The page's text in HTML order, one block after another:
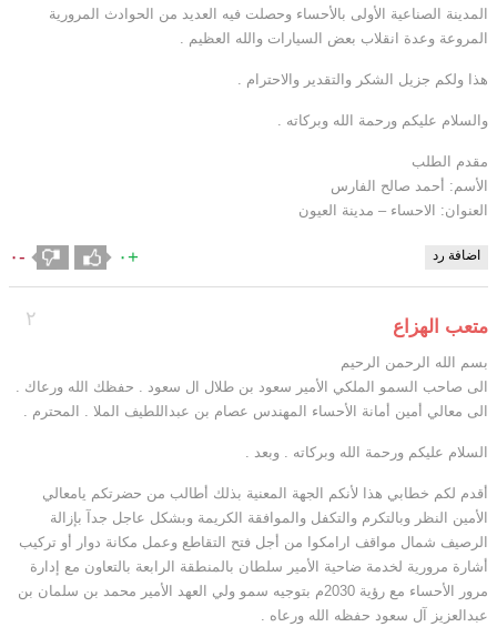
المدينة الصناعية الأولى بالأحساء وحصلت فيه العديد من الحوادث المرورية
المروعة وعدة انقلاب بعض السيارات والله العظيم .
هذا ولكم جزيل الشكر والتقدير والاحترام .
والسلام عليكم ورحمة الله وبركاته .
مقدم الطلب
الأسم: أحمد صالح الفارس
العنوان: الاحساء – مدينة العيون
اضافة رد +٠ -٠
٢ متعب الهزاع
بسم الله الرحمن الرحيم
الى صاحب السمو الملكي الأمير سعود بن طلال ال سعود . حفظك الله ورعاك .
الى معالي أمين أمانة الأحساء المهندس عصام بن عبداللطيف الملا . المحترم .
السلام عليكم ورحمة الله وبركاته . وبعد .
أقدم لكم خطابي هذا لأنكم الجهة المعنية بذلك أطالب من حضرتكم يامعالي
الأمين النظر وبالتكرم والتكفل والموافقة الكريمة وبشكل عاجل جدآ بإزالة
الرصيف شمال مواقف ارامكوا من أجل فتح التقاطع وعمل مكانة دوار أو تركيب
أشارة مرورية لخدمة ضاحية الأمير سلطان بالمنطقة الرابعة بالتعاون مع إدارة
مرور الأحساء مع رؤية 2030م بتوجيه سمو ولي العهد الأمير محمد بن سلمان بن
عبدالعزيز آل سعود حفظه الله ورعاه .